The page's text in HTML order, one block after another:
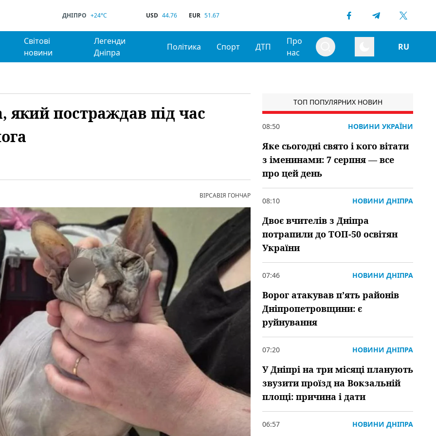
ДНІПРО +24°C USD 44.76 EUR 51.67
Світові
новини
Легенди
Дніпра
Політика Спорт ДТП
Про
нас
RU
який постраждав під час
ВІРСАВІЯ ГОНЧАР
ТОП ПОПУЛЯРНИХ НОВИН
08:50 НОВИНИ УКРАЇНИ
Яке сьогодні свято і кого вітати
з іменинами: 7 серпня — все
про цей день
08:10 НОВИНИ ДНІПРА
Двоє вчителів з Дніпра
потрапили до ТОП-50 освітян
України
07:46 НОВИНИ ДНІПРА
Ворог атакував пʼять районів
Дніпропетровщини: є
руйнування
07:20 НОВИНИ ДНІПРА
У Дніпрі на три місяці планують
звузити проїзд на Вокзальній
площі: причина і дати
06:57 НОВИНИ ДНІПРА